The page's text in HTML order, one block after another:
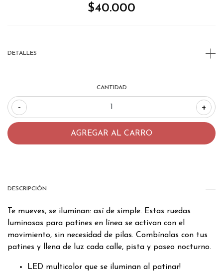
$40.000
DETALLES
CANTIDAD
- +
DESCRIPCIÓN
Te mueves, se iluminan: así de simple. Estas ruedas
luminosas para patines en línea se activan con el
movimiento, sin necesidad de pilas. Combínalas con tus
patines y llena de luz cada calle, pista y paseo nocturno.
LED multicolor que se iluminan al patinar!